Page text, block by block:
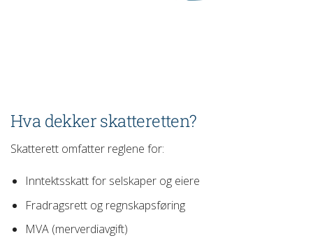
Hva dekker skatteretten?
Skatterett omfatter reglene for:
Inntektsskatt for selskaper og eiere
Fradragsrett og regnskapsføring
MVA (merverdiavgift)